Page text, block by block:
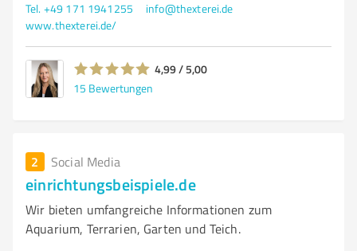
Tel. +49 171 1941255
info@thexterei.de
www.thexterei.de/
4,99 / 5,00
15 Bewertungen
2 Social Media
einrichtungsbeispiele.de
Wir bieten umfangreiche Informationen zum
Aquarium, Terrarien, Garten und Teich.